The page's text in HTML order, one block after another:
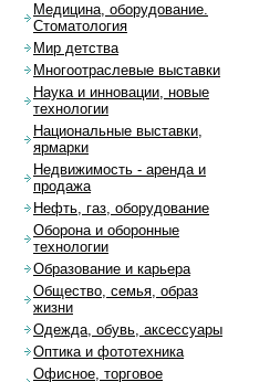
Медицина, оборудование.
Стоматология
Мир детства
Многоотраслевые выставки
Наука и инновации, новые
технологии
Национальные выставки,
ярмарки
Недвижимость - аренда и
продажа
Нефть, газ, оборудование
Оборона и оборонные
технологии
Образование и карьера
Общество, семья, образ
жизни
Одежда, обувь, аксессуары
Оптика и фототехника
Офисное, торговое